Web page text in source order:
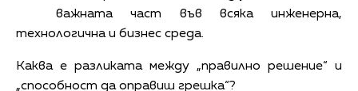
важната част във всяка инженерна,
технологична и бизнес среда.
Каква е разликата между „правилно решение“ и
„способност да оправиш грешка“?